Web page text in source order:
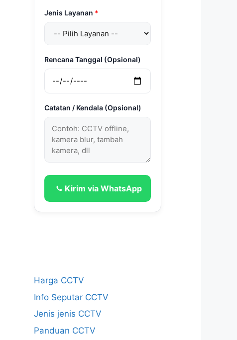
Jenis Layanan *
Rencana Tanggal (Opsional)
Catatan / Kendala (Opsional)
Kirim via WhatsApp
Harga CCTV
Info Seputar CCTV
Jenis jenis CCTV
Panduan CCTV